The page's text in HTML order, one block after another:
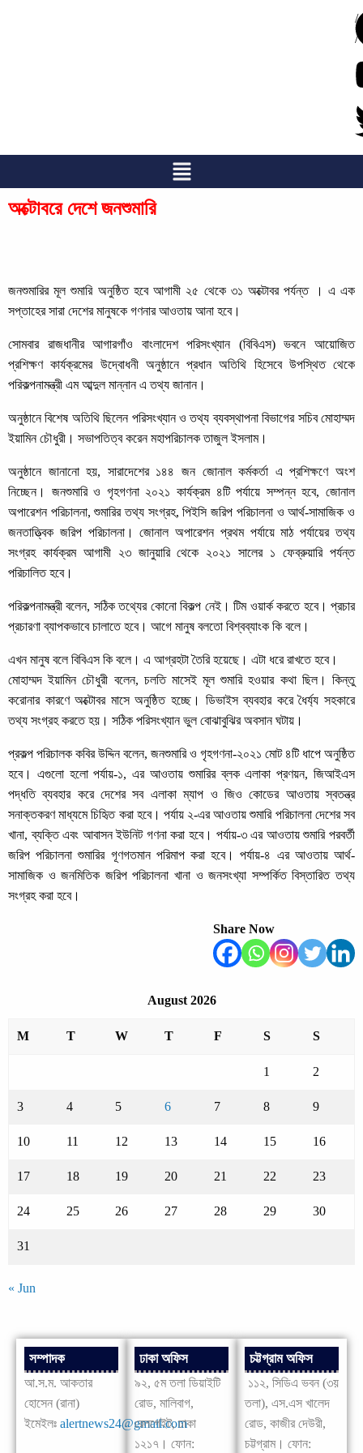
/
/
অক্টোবরে দেশে জনশুমারি
জনশুমারির মূল শুমারি অনুষ্ঠিত হবে আগামী ২৫ থেকে ৩১ অক্টোবর পর্যন্ত । এ এক
সপ্তাহের সারা দেশের মানুষকে গণনার আওতায় আনা হবে।
সোমবার রাজধানীর আগারগাঁও বাংলাদেশ পরিসংখ্যান (বিবিএস) ভবনে আয়োজিত
প্রশিক্ষণ কার্যক্রমের উদ্বোধনী অনুষ্ঠানে প্রধান অতিথি হিসেবে উপস্থিত থেকে
পরিকল্পনামন্ত্রী এম আব্দুল মান্নান এ তথ্য জানান।
অনুষ্ঠানে বিশেষ অতিথি ছিলেন পরিসংখ্যান ও তথ্য ব্যবস্থাপনা বিভাগের সচিব মোহাম্মদ
ইয়ামিন চৌধুরী। সভাপতিত্ব করেন মহাপরিচালক তাজুল ইসলাম।
অনুষ্ঠানে জানানো হয়, সারাদেশের ১৪৪ জন জোনাল কর্মকর্তা এ প্রশিক্ষণে অংশ
নিচ্ছেন। জনশুমারি ও গৃহগণনা ২০২১ কার্যক্রম ৪টি পর্যায়ে সম্পন্ন হবে, জোনাল
অপারেশন পরিচালনা, শুমারির তথ্য সংগ্রহ, পিইসি জরিপ পরিচালনা ও আর্থ-সামাজিক ও
জনতাত্ত্বিক জরিপ পরিচালনা। জোনাল অপারেশন প্রথম পর্যায়ে মাঠ পর্যায়ের তথ্য
সংগ্রহ কার্যক্রম আগামী ২৩ জানুয়ারি থেকে ২০২১ সালের ১ ফেব্রুয়ারি পর্যন্ত
পরিচালিত হবে।
পরিকল্পনামন্ত্রী বলেন, সঠিক তথ্যের কোনো বিকল্প নেই। টিম ওয়ার্ক করতে হবে। প্রচার
প্রচারণা ব্যাপকভাবে চালাতে হবে। আগে মানুষ বলতো বিশ্বব্যাংক কি বলে।
এখন মানুষ বলে বিবিএস কি বলে। এ আগ্রহটা তৈরি হয়েছে। এটা ধরে রাখতে হবে।
মোহাম্মদ ইয়ামিন চৌধুরী বলেন, চলতি মাসেই মূল শুমারি হওয়ার কথা ছিল। কিন্তু
করোনার কারণে অক্টোবর মাসে অনুষ্ঠিত হচ্ছে। ডিভাইস ব্যবহার করে ধৈর্য্য সহকারে
তথ্য সংগ্রহ করতে হয়। সঠিক পরিসংখ্যান ভুল বোঝাবুঝির অবসান ঘটায়।
প্রকল্প পরিচালক কবির উদ্দিন বলেন, জনশুমারি ও গৃহগণনা-২০২১ মোট ৪টি ধাপে অনুষ্ঠিত
হবে। এগুলো হলো পর্যায়-১, এর আওতায় শুমারির ব্লক এলাকা প্রণয়ন, জিআইএস
পদ্ধতি ব্যবহার করে দেশের সব এলাকা ম্যাপ ও জিও কোডের আওতায় স্বতন্ত্র
সনাক্তকরণ মাধ্যমে চিহিৃত করা হবে। পর্যায় ২-এর আওতায় শুমারি পরিচালনা দেশের সব
খানা, ব্যক্তি এবং আবাসন ইউনিট গণনা করা হবে। পর্যায়-৩ এর আওতায় শুমারি পরবর্তী
জরিপ পরিচালনা শুমারির গূণগতমান পরিমাপ করা হবে। পর্যায়-৪ এর আওতায় আর্থ-
সামাজিক ও জনমিতিক জরিপ পরিচালনা খানা ও জনসংখ্যা সম্পর্কিত বিস্তারিত তথ্য
সংগ্রহ করা হবে।
Share Now
August 2026
M T W T F S S
1 2
3 4 5 6 7 8 9
10 11 12 13 14 15 16
17 18 19 20 21 22 23
24 25 26 27 28 29 30
31
« Jun
সম্পাদক
আ.স.ম. আকতার
হোসেন (রানা)
ইমেইলঃ alertnews24@gmail.com
ঢাকা অফিস
৯২, ৫ম তলা ডিয়াইটি
রোড, মালিবাগ,
রেলগেইট, ঢাকা
১২১৭। ফোন:
চট্টগ্রাম অফিস
১১২, সিডিএ ভবন (৩য়
তলা), এস.এস খালেদ
রোড, কাজীর দেউরী,
চট্টগ্রাম। ফোন: